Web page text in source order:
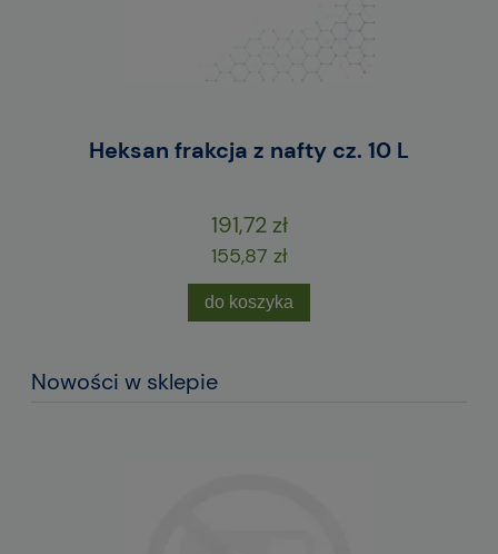
Heksan frakcja z nafty cz. 10 L
191,72 zł
155,87 zł
do koszyka
Nowości w sklepie